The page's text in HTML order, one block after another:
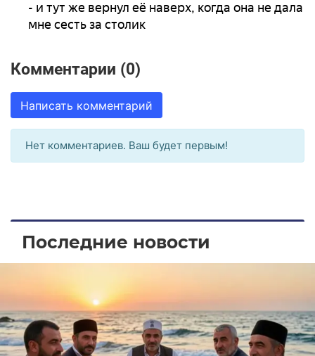
- и тут же вернул её наверх, когда она не дала
мне сесть за столик
Комментарии (0)
Написать комментарий
Нет комментариев. Ваш будет первым!
Последние новости